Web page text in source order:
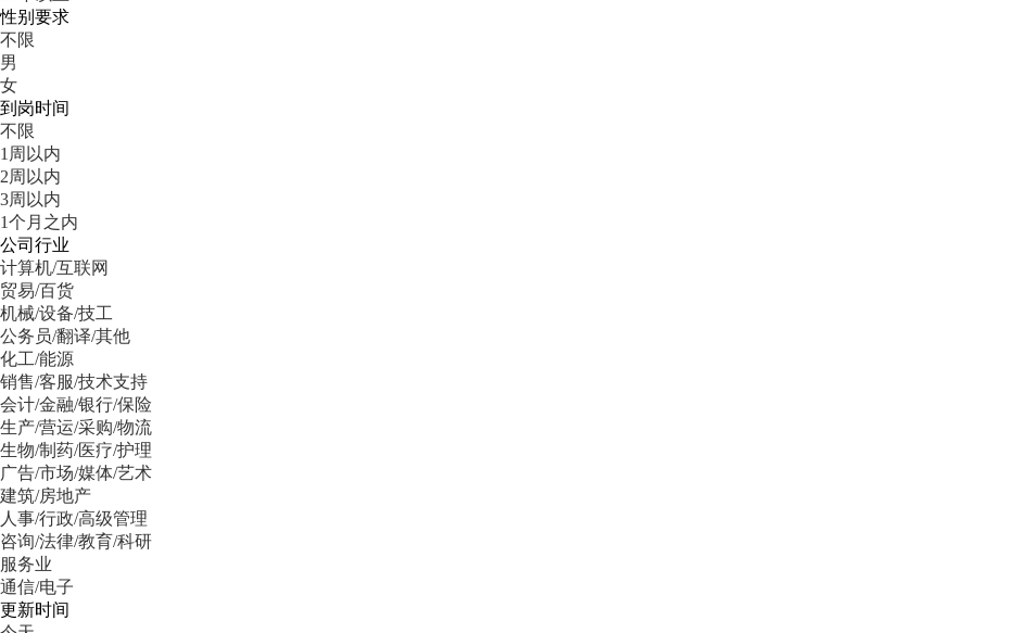
性别要求
不限
男
女
到岗时间
不限
1周以内
2周以内
3周以内
1个月之内
公司行业
计算机/互联网
贸易/百货
机械/设备/技工
公务员/翻译/其他
化工/能源
销售/客服/技术支持
会计/金融/银行/保险
生产/营运/采购/物流
生物/制药/医疗/护理
广告/市场/媒体/艺术
建筑/房地产
人事/行政/高级管理
咨询/法律/教育/科研
服务业
通信/电子
更新时间